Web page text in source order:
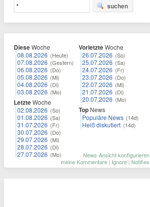
suchen
DieseWoche
08.08.2026 (Heute)
07.08.2026 (Gestern)
06.08.2026 (Do)
05.08.2026 (Mi)
04.08.2026 (Di)
03.08.2026 (Mo)
LetzteWoche
02.08.2026 (So)
01.08.2026 (Sa)
31.07.2026 (Fr)
30.07.2026 (Do)
29.07.2026 (Mi)
28.07.2026 (Di)
27.07.2026 (Mo)
VorletzteWoche
26.07.2026 (So)
25.07.2026 (Sa)
24.07.2026 (Fr)
23.07.2026 (Do)
22.07.2026 (Mi)
21.07.2026 (Di)
20.07.2026 (Mo)
Top News
Populäre News (14d)
Heiß diskutiert (14d)
News-Ansicht konfigurieren
meine Kommentare | Ignore | Notifies